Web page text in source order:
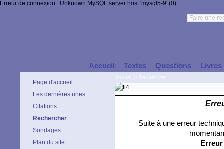
Erreur de connexion : Unknown MySQL server host 'mysql5-9' (0)
Accueil Textes Questions Livres
Page d'accueil
Les dernières unes
Citations
Rechercher
Sondages
Plan du site
Suite à une erreur